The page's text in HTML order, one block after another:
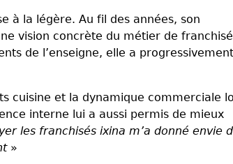
à la légère. Au fil des années, son
vision concrète du métier de
de l’enseigne, elle a progressivement
cuisine et la dynamique commerciale
interne lui a aussi permis de mieux
les franchisés ixina m’a donné envie
»